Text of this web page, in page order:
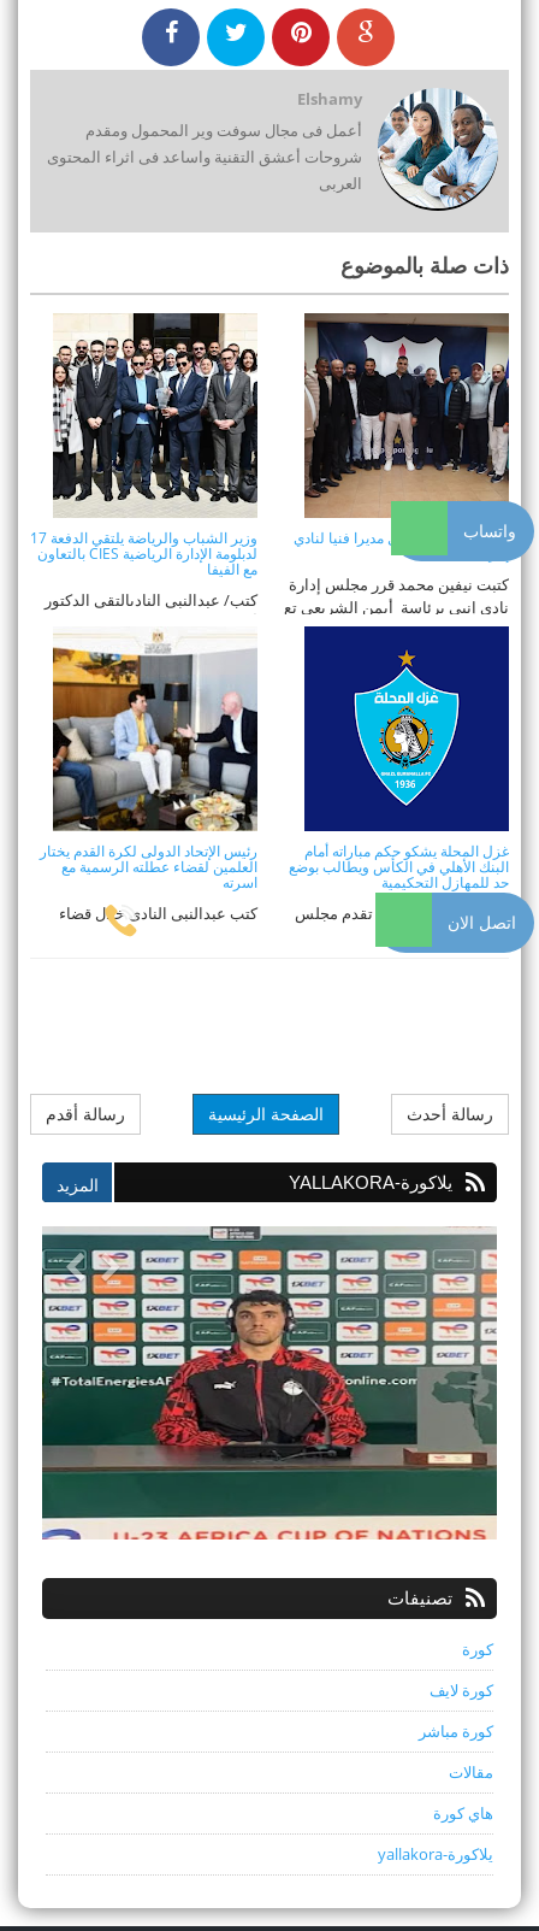
Elshamy
أعمل فى مجال سوفت وير المحمول ومقدم
شروحات أعشق التقنية واساعد فى اثراء المحتوى
العربى
ذات صلة بالموضوع
رسميا.. حمزة الجمل مديرا فنيا لنادي
كتبت نيفين محمد قرر مجلس إدارة
نادى إنبى برئاسة أيمن الشريعى تع
...
وزير الشباب والرياضة يلتقي الدفعة 17
لدبلومة الإدارة الرياضية CIES بالتعاون
مع الفيفا
كتب/ عبدالنبى النادىالتقى الدكتور
والرياضة، الدفعة ...
غزل المحلة يشكو حكم مباراته أمام
البنك الأهلي في الكأس ويطالب بوضع
حد للمهازل التحكيمية
كتب عبدالنبى النادى تقدم مجلس
إدارة شركة غزل المحلة لكرة القدم
...
رئيس الإتحاد الدولى لكرة القدم يختار
العلمين لقضاء عطلته الرسمية مع
اسرته
كتب عبدالنبى النادى خلال قضاء
عطلته بمدينة العلمين التقى الدكتور
رسالة أحدث رسالة أقدم الصفحة الرئيسية
يلاكورة-YALLAKORA
تصنيفات
كورة
كورة لايف
كورة مباشر
مقالات
هاي كورة
يلاكورة-yallakora
اتصل الان
واتساب